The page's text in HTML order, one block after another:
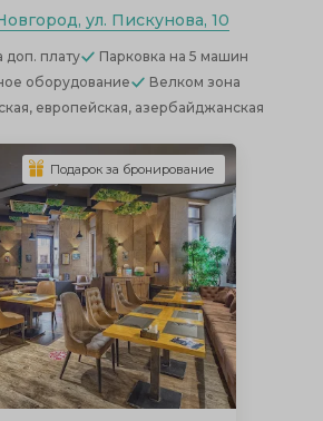
ул. Пискунова, 10
доп. плату Парковка на 5 машин
оборудование
Велком зона
европейская, азербайджанская
Подарок за бронирование